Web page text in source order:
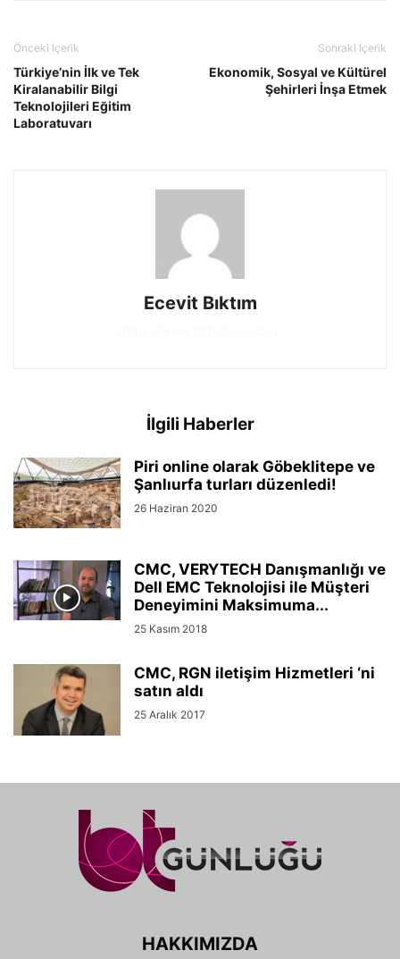
Önceki İçerik
Türkiye’nin İlk ve Tek
Kiralanabilir Bilgi
Teknolojileri Eğitim
Laboratuvarı
Sonraki İçerik
Ekonomik, Sosyal ve Kültürel
Şehirleri İnşa Etmek
Ecevit Bıktım
İlgili Haberler
Piri online olarak Göbeklitepe ve
Şanlıurfa turları düzenledi!
26 Haziran 2020
CMC, VERYTECH Danışmanlığı ve
Dell EMC Teknolojisi ile Müşteri
Deneyimini Maksimuma...
25 Kasım 2018
CMC, RGN iletişim Hizmetleri ‘ni
satın aldı
25 Aralık 2017
HAKKIMIZDA